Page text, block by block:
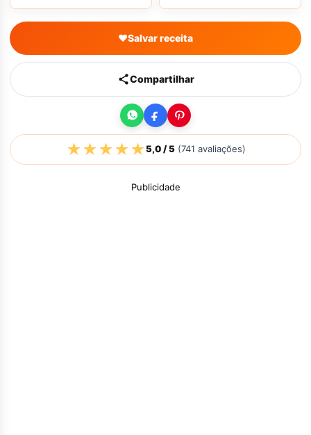
♥Salvar receita
Compartilhar
★★★★★5,0/ 5(741 avaliações)
Publicidade